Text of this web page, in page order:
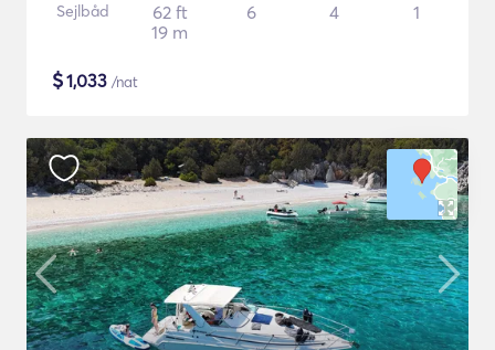
Sejlbåd
62 ft
19 m
6 4 1
$1,033 /nat